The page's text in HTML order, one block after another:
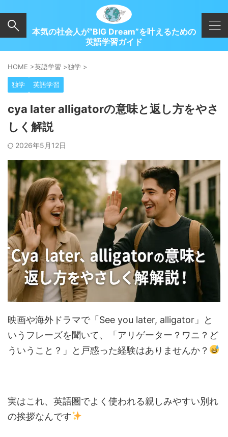
本気の社会人が“BIG Dream”を叶えるための
英語学習ガイド
HOME >英語学習 >独学 >
独学 英語学習
cya later alligatorの意味と返し方をやさ
しく解説
2026年5月12日
映画や海外ドラマで「See you later, alligator」と
いうフレーズを聞いて、「アリゲーター？ワニ？ど
ういうこと？」と戸惑った経験はありませんか？
実はこれ、英語圏でよく使われる親しみやすい別れ
の挨拶なんです